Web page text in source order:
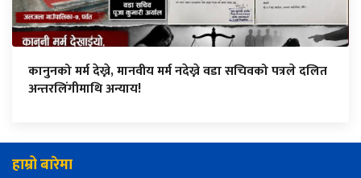
कानुनको मर्म देख्ने, मानवीय मर्म नदेख्ने वडा सचिवको पत्रले दलित
अन्तरलिंगीमाथि अन्याय!
हाम्रो बारेमा